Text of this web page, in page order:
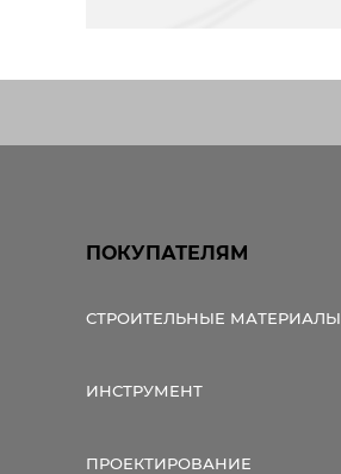
ПОКУПАТЕЛЯМ
СТРОИТЕЛЬНЫЕ МАТЕРИАЛЫ
ИНСТРУМЕНТ
ПРОЕКТИРОВАНИЕ